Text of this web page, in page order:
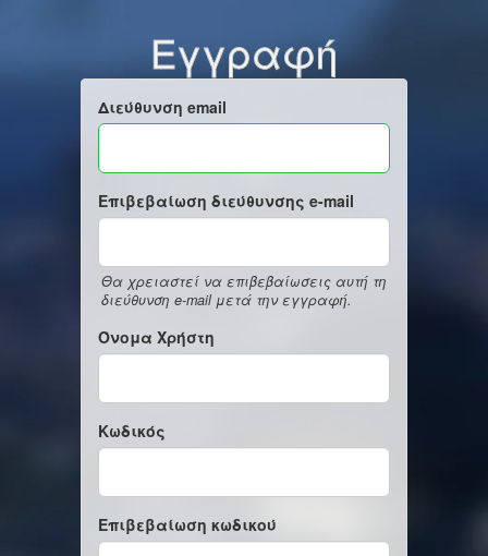
Εγγραφή
Διεύθυνση email
Επιβεβαίωση διεύθυνσης e-mail
Θα χρειαστεί να επιβεβαίωσεις αυτή τη
διεύθυνση e-mail μετά την εγγραφή.
Όνομα Χρήστη
Κωδικός
Επιβεβαίωση κωδικού